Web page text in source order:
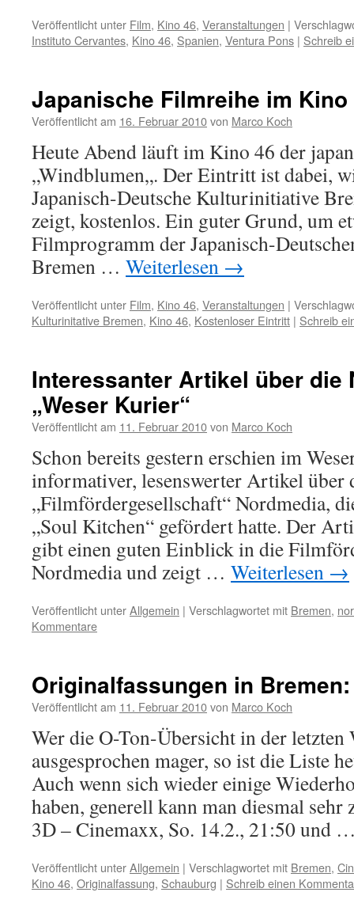
Veröffentlicht unter Film, Kino 46, Veranstaltungen |
Instituto Cervantes, Kino 46, Spanien, Ventura Pons | Schreib
Japanische Filmreihe im
Veröffentlicht am 16. Februar 2010von Marco Koch
Heute Abend läuft im Kino 46 der
„Windblumen„. Der Eintritt ist dabei,
Japanisch-Deutsche Kulturinitiative
zeigt, kostenlos. Ein guter Grund, um
Filmprogramm der Japanisch-
Bremen … Weiterlesen →
Veröffentlicht unter Film, Kino 46, Veranstaltungen |
Kulturinitative Bremen, Kino 46, Kostenloser Eintritt | Schreib
Interessanter Artikel über die
„Weser Kurier“
Veröffentlicht am 11. Februar 2010von Marco Koch
Schon bereits gestern erschien im
informativer, lesenswerter Artikel über
„Filmfördergesellschaft“ Nordmedia,
„Soul Kitchen“ gefördert hatte. Der
gibt einen guten Einblick in die
Nordmedia und zeigt … Weiterlesen →
Veröffentlicht unterAllgemein | Verschlagwortet mit Bremen,
Kommentare
Originalfassungen in Bremen:
Veröffentlicht am 11. Februar 2010von Marco Koch
Wer die O-Ton-Übersicht in der letzten
ausgesprochen mager, so ist die Liste
Auch wenn sich wieder einige
haben, generell kann man diesmal
3D – Cinemaxx, So. 14.2., 21:50 und
Veröffentlicht unterAllgemein | Verschlagwortet mit Bremen,
Kino 46, Originalfassung, Schauburg | Schreib einen